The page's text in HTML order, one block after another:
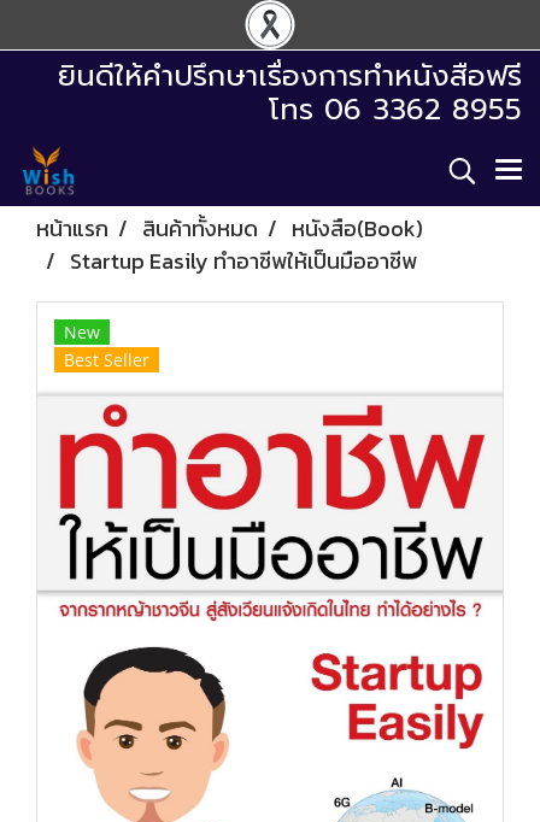
ยินดีให้คำปรึกษาเรื่องการทำหนังสือฟรี
โทร 06 3362 8955
หน้าแรก สินค้าทั้งหมด
หนังสือ(Book)
Startup Easily ทำอาชีพให้เป็นมืออาชีพ
New
Best Seller